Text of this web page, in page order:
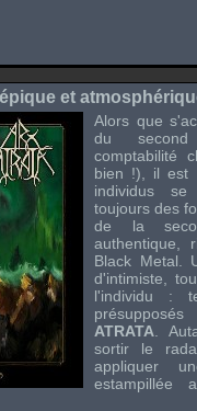
et
Alors que
du
comptabilité
bien !), il est
individus
toujours des
de la
authentique,
Black Metal.
d'intimiste,
l'individu :
ATRATA .
sortir le
appliquer
estampillée